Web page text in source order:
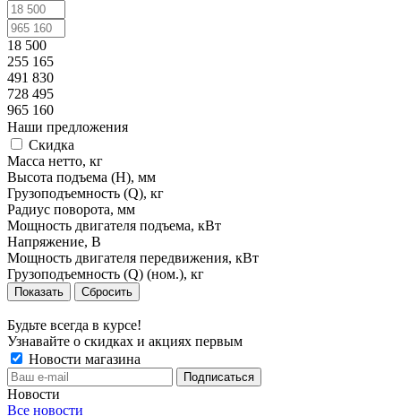
18 500
255 165
491 830
728 495
965 160
Наши предложения
Скидка
Масса нетто, кг
Высота подъема (H), мм
Грузоподъемность (Q), кг
Радиус поворота, мм
Мощность двигателя подъема, кВт
Напряжение, В
Мощность двигателя передвижения, кВт
Грузоподъемность (Q) (ном.), кг
Сбросить
Будьте всегда в курсе!
Узнавайте о скидках и акциях первым
Новости магазина
Новости
Все новости